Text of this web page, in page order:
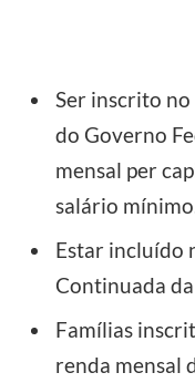
Ser inscrito
do Governo
mensal per
salário mínimo.
Estar incluído
Continuada
Famílias
renda mensal